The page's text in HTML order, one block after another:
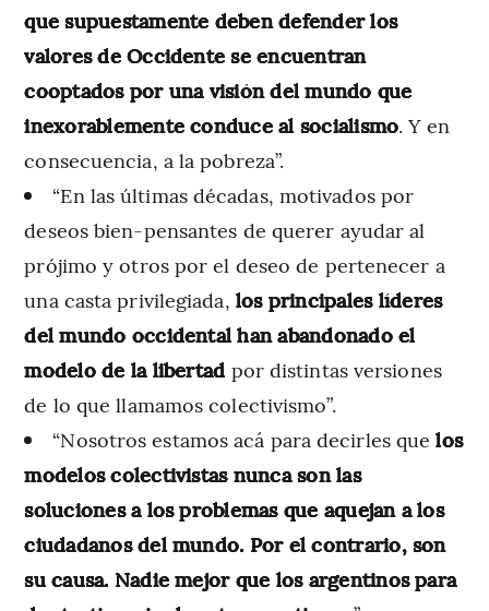
que supuestamente deben defender los
valores de Occidente se encuentran
cooptados por una visión del mundo que
inexorablemente conduce al socialismo. Y en
consecuencia, a la pobreza”.
“En las últimas décadas, motivados por
deseos bien-pensantes de querer ayudar al
prójimo y otros por el deseo de pertenecer a
una casta privilegiada, los principales líderes
del mundo occidental han abandonado el
modelo de la libertad por distintas versiones
de lo que llamamos colectivismo”.
“Nosotros estamos acá para decirles quelos
modelos colectivistas nunca son las
soluciones a los problemas que aquejan a los
ciudadanos del mundo. Por el contrario, son
su causa. Nadie mejor que los argentinos para